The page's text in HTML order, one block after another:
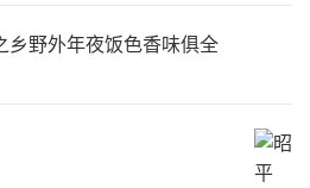
乡野外年夜饭色香味俱全